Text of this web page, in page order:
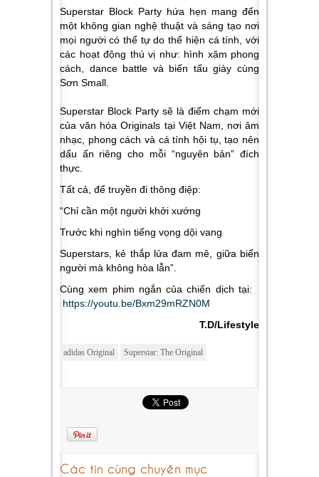
Superstar Block Party hứa hẹn mang đến
một không gian nghệ thuật và sáng tạo nơi
mọi người có thể tự do thể hiện cá tính, với
các hoạt động thú vị như: hình xăm phong
cách, dance battle và biến tấu giày cùng
Sơn Small.
Superstar Block Party sẽ là điểm chạm mới
của văn hóa Originals tại Việt Nam, nơi âm
nhạc, phong cách và cá tính hội tụ, tạo nên
dấu ấn riêng cho mỗi “nguyên bản” đích
thực.
Tất cả, để truyền đi thông điệp:
“Chỉ cần một người khởi xướng
Trước khi nghìn tiếng vọng dội vang
Superstars, kẻ thắp lửa đam mê, giữa biển
người mà không hòa lẫn”.
Cùng xem phim ngắn của chiến dịch tại:
https://youtu.be/Bxm29mRZN0M
T.D/Lifestyle
adidas Original Superstar: The Original
Các tin cùng chuyên mục